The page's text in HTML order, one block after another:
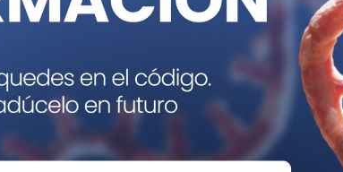
deCXCL10correlaciona con los niveles de
mensajero de
como biomarcador de la
inmunidad celular
en PCR cuantitativacon sondas